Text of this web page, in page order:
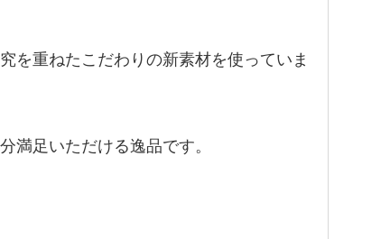
を重ねたこだわりの新素材を使っていま
満足いただける逸品です。